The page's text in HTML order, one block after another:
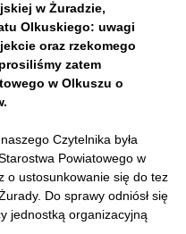
w Żuradzie,
Olkuskiego: uwagi
oraz rzekomego
zatem
w Olkuszu o
Czytelnika była
Powiatowego w
o ustosunkowanie się do tez
Do sprawy odniósł się
jednostką organizacyjną